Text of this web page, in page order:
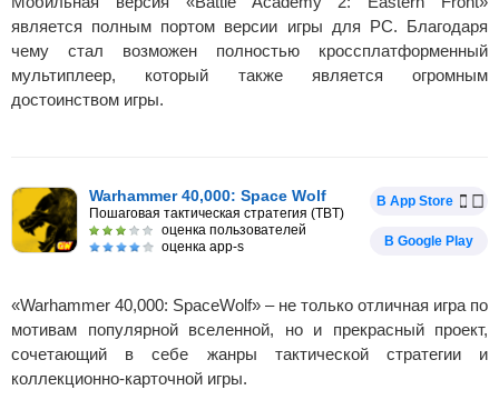
является полным портом версии игры для PC. Благодаря
чему стал возможен полностью кроссплатформенный
мультиплеер, который также является огромным
достоинством игры.
Warhammer 40,000: Space Wolf
Пошаговая тактическая стратегия (TBT)
оценка пользователей
оценка app-s
В App Store
В Google Play
«Warhammer 40,000: SpaceWolf» – не только отличная игра по
мотивам популярной вселенной, но и прекрасный проект,
сочетающий в себе жанры тактической стратегии и
коллекционно-карточной игры.